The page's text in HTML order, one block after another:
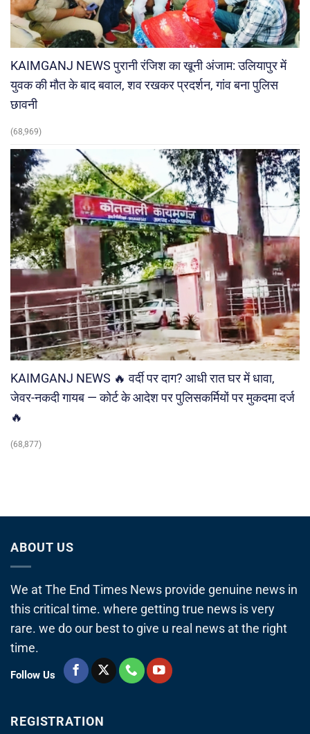
KAIMGANJ NEWS पुरानी रंजिश का खूनी अंजाम: उलियापुर में
युवक की मौत के बाद बवाल, शव रखकर प्रदर्शन, गांव बना पुलिस
छावनी
(68,969)
KAIMGANJ NEWS 🔥 वर्दी पर दाग? आधी रात घर में धावा,
जेवर-नकदी गायब — कोर्ट के आदेश पर पुलिसकर्मियों पर मुकदमा दर्ज
🔥
(68,877)
ABOUT US
We at The End Times News provide genuine news in
this critical time. where getting true news is very
rare. we do our best to give u real news at the right
time.
Follow Us
REGISTRATION